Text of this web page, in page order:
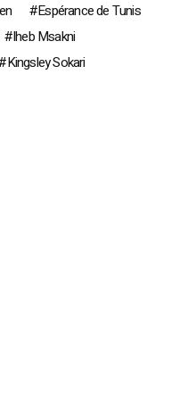
Espérance de Tunis
Iheb Msakni
Kingsley Sokari